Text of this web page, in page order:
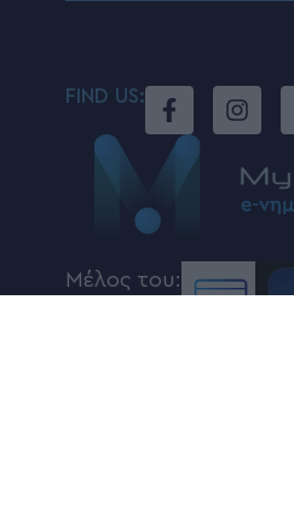
FIND US:
Μέλος του: